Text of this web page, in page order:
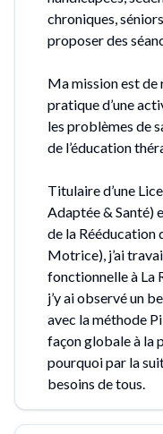
chroniques,
proposer des
Ma mission est de
pratique d’une
les problèmes de
de l’éducation
Titulaire d’une
Adaptée & Santé)
de la Rééducation
Motrice), j’ai
fonctionnelle à La
j’y ai observé un
avec la méthode
façon globale à la
pourquoi par la
besoins de tous.